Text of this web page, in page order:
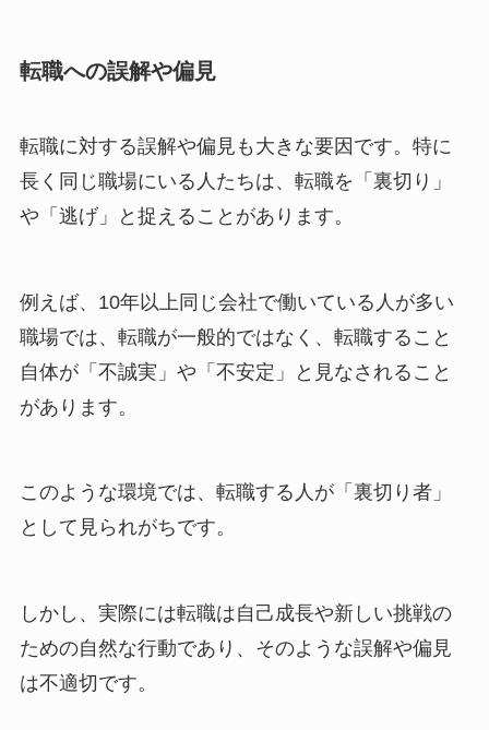
転職への誤解や偏見
転職に対する誤解や偏見も大きな要因です。特に
長く同じ職場にいる人たちは、転職を「裏切り」
や「逃げ」と捉えることがあります。
例えば、10年以上同じ会社で働いている人が多い
職場では、転職が一般的ではなく、転職すること
自体が「不誠実」や「不安定」と見なされること
があります。
このような環境では、転職する人が「裏切り者」
として見られがちです。
しかし、実際には転職は自己成長や新しい挑戦の
ための自然な行動であり、そのような誤解や偏見
は不適切です。